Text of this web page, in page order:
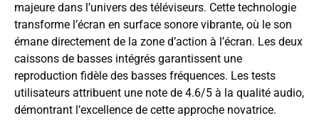
majeure dans l’univers des téléviseurs. Cette technologie
transforme l’écran en surface sonore vibrante, où le son
émane directement de la zone d’action à l’écran. Les deux
caissons de basses intégrés garantissent une
reproduction fidèle des basses fréquences. Les tests
utilisateurs attribuent une note de 4.6/5 à la qualité audio,
démontrant l’excellence de cette approche novatrice.